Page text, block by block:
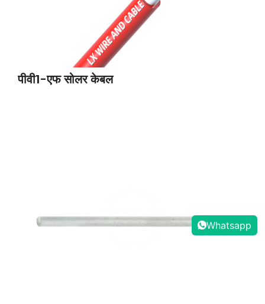
पीवी1-एफ सोलर केबल
Whatsapp